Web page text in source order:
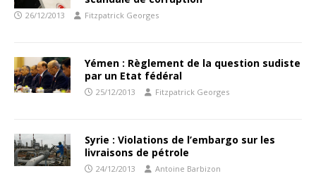
26/12/2013 Fitzpatrick Georges
Yémen : Règlement de la question sudiste
par un Etat fédéral
25/12/2013 Fitzpatrick Georges
Syrie : Violations de l’embargo sur les
livraisons de pétrole
24/12/2013 Antoine Barbizon